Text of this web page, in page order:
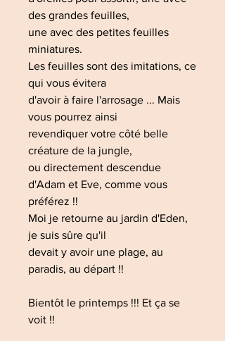
des grandes feuilles,
une avec des petites feuilles
miniatures.
Les feuilles sont des imitations, ce
qui vous évitera
d'avoir à faire l'arrosage ... Mais
vous pourrez ainsi
revendiquer votre côté belle
créature de la jungle,
ou directement descendue
d'Adam et Eve, comme vous
préférez !!
Moi je retourne au jardin d'Eden,
je suis sûre qu'il
devait y avoir une plage, au
paradis, au départ !!
Bientôt le printemps !!! Et ça se
voit !!